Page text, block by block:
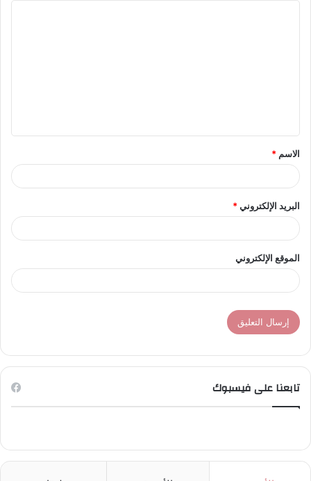
ق
*
الاسم *
البريد الإلكتروني*
الموقع الإلكتروني
تابعنا على فيسبوك